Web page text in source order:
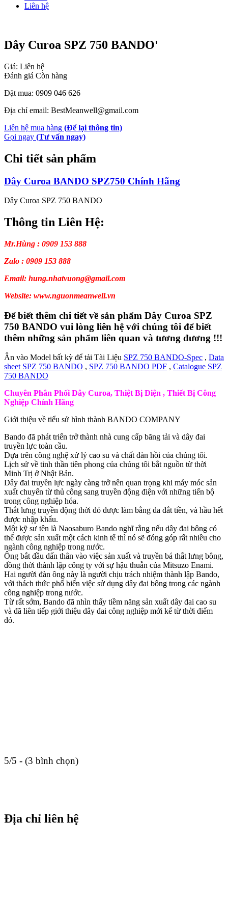
Liên hệ
Dây Curoa SPZ 750 BANDO'
Giá: Liên hệ
Đánh giá Còn hàng
Đặt mua: 0909 046 626
Địa chỉ email: BestMeanwell@gmail.com
Liên hệ mua hàng (Để lại thông tin)
Gọi ngay (Tư vấn ngay)
Chi tiết sản phẩm
Dây Curoa BANDO SPZ750 Chính Hãng
Dây Curoa SPZ 750 BANDO
Thông tin Liên Hệ:
Mr.Hùng : 0909 153 888
Zalo : 0909 153 888
Email: hung.nhatvuong@gmail.com
Website: www.nguonmeanwell.vn
Để biết thêm chi tiết về sản phẩm Dây Curoa SPZ
750 BANDO vui lòng liên hệ với chúng tôi để biết
thêm những sản phẩm liên quan và tương đương !!!
Ân vào Model bất kỳ để tải Tài Liệu SPZ 750 BANDO-Spec , Data
sheet SPZ 750 BANDO , SPZ 750 BANDO PDF , Catalogue SPZ
750 BANDO
Chuyên Phân Phối Dây Curoa, Thiệt Bị Điện , Thiết Bị Công
Nghiệp Chính Hãng
Giới thiệu về tiểu sử hình thành BANDO COMPANY
Bando đã phát triển trở thành nhà cung cấp băng tải và dây đai
truyền lực toàn cầu.
Dựa trên công nghệ xử lý cao su và chất đàn hồi của chúng tôi.
Lịch sử về tinh thần tiên phong của chúng tôi bắt nguồn từ thời
Minh Trị ở Nhật Bản.
Dây đai truyền lực ngày càng trở nên quan trọng khi máy móc sản
xuất chuyển từ thủ công sang truyền động điện với những tiến bộ
trong công nghiệp hóa.
Thắt lưng truyền động thời đó được làm bằng da đắt tiền, và hầu hết
được nhập khẩu.
Một kỹ sư tên là Naosaburo Bando nghĩ rằng nếu dây đai bông có
thể được sản xuất một cách kinh tế thì nó sẽ đóng góp rất nhiều cho
ngành công nghiệp trong nước.
Ông bắt đầu dấn thân vào việc sản xuất và truyền bá thắt lưng bông,
đồng thời thành lập công ty với sự hậu thuẫn của Mitsuzo Enami.
Hai người đàn ông này là người chịu trách nhiệm thành lập Bando,
với thách thức phổ biến việc sử dụng dây đai bông trong các ngành
công nghiệp trong nước.
Từ rất sớm, Bando đã nhìn thấy tiềm năng sản xuất dây đai cao su
và đã liên tiếp giới thiệu dây đai công nghiệp mới kể từ thời điểm
đó.
5/5 - (3 bình chọn)
Địa chỉ liên hệ